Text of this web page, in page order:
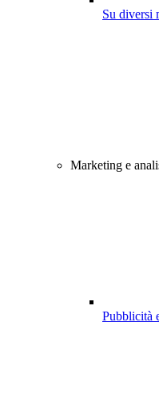
Su diversi
Marketing e
Pubblicità